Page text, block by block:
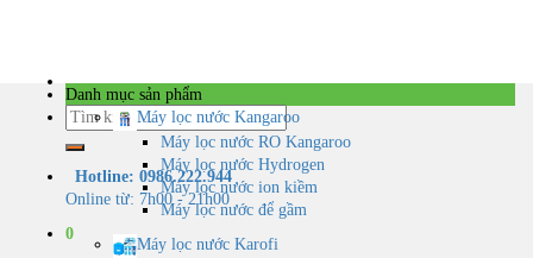
Tìm
Hotline: 0986.222.944
Online từ: 7h00 - 21h00
0
Danh mục sản phẩm
Máy lọc nước Kangaroo
Máy lọc nước RO Kangaroo
Máy lọc nước Hydrogen
Máy lọc nước ion kiềm
Máy lọc nước để gầm
Máy lọc nước Karofi